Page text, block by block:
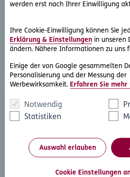
werden erst nach Ihrer Einwilligung
Ihre Cookie-Einwilligung können Sie
Erklärung & Einstellungen in unseren
ändern. Nähere Informationen zu uns
Einige der von Google gesammelten
Personalisierung und der Messung der
Werbewirksamkeit. Erfahren Sie
Notwendig
Statistiken
Auswahl erlauben
Cookie Einstellungen
Sie benötigen ein Schreiben an
Rechtsschutzfall
Inkasso-
Wenn Ihre Kunden in